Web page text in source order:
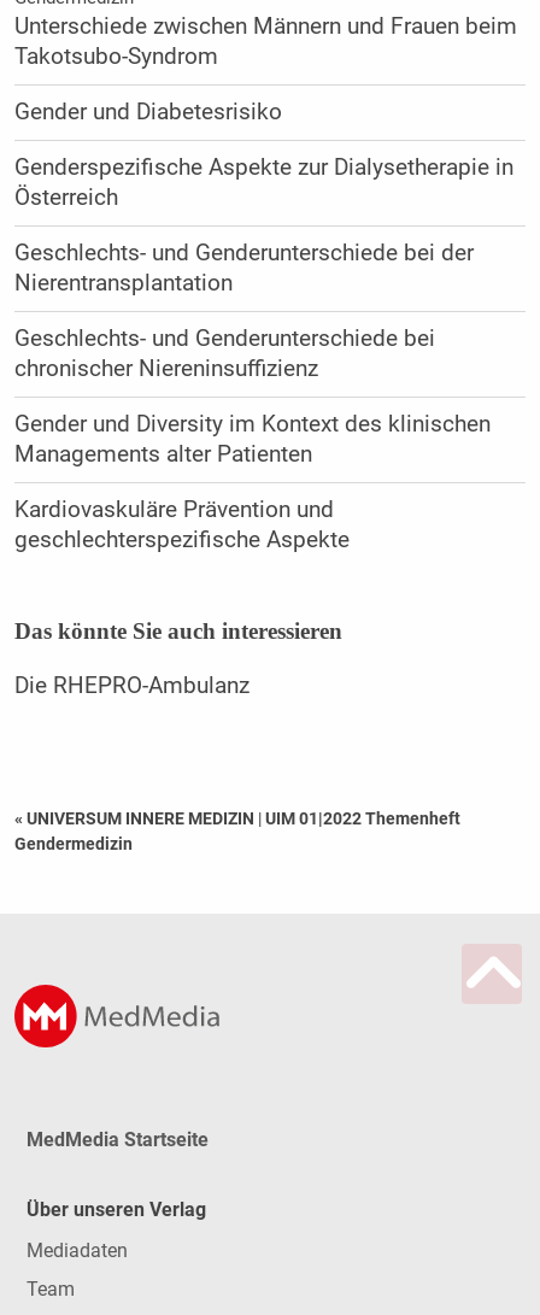
Unterschiede zwischen Männern und Frauen beim
Takotsubo-Syndrom
Gender und Diabetesrisiko
Genderspezifische Aspekte zur Dialysetherapie in
Österreich
Geschlechts- und Genderunterschiede bei der
Nierentransplantation
Geschlechts- und Genderunterschiede bei
chronischer Niereninsuffizienz
Gender und Diversity im Kontext des klinischen
Managements alter Patienten
Kardiovaskuläre Prävention und
geschlechterspezifische Aspekte
Das könnte Sie auch interessieren
Die RHEPRO-Ambulanz
« UNIVERSUM INNERE MEDIZIN |UIM 01|2022 Themenheft
Gendermedizin
MedMedia Startseite
Über unseren Verlag
Mediadaten
Team